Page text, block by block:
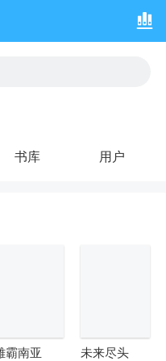
书库 用户